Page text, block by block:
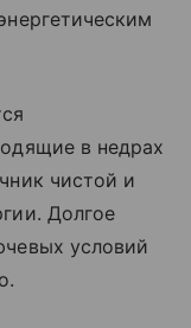
в недрах
чистой и
Долгое
условий